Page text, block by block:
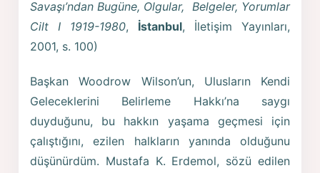
Savaşı’ndan Bugüne, Olgular, Belgeler, Yorumlar
Cilt I 1919-1980, İstanbul, İletişim Yayınları,
2001, s. 100)
Başkan Woodrow Wilson’un, Ulusların Kendi
Geleceklerini Belirleme Hakkı’na saygı
duyduğunu, bu hakkın yaşama geçmesi için
çalıştığını, ezilen halkların yanında olduğunu
düşünürdüm. Mustafa K. Erdemol, sözü edilen